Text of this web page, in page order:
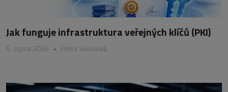
Jak funguje infrastruktura veřejných klíčů (PKI)
6. srpna 2026 • Petra Sasínová